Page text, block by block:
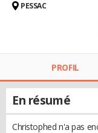
PESSAC
PROFIL
En résumé
Christophed n'a pas